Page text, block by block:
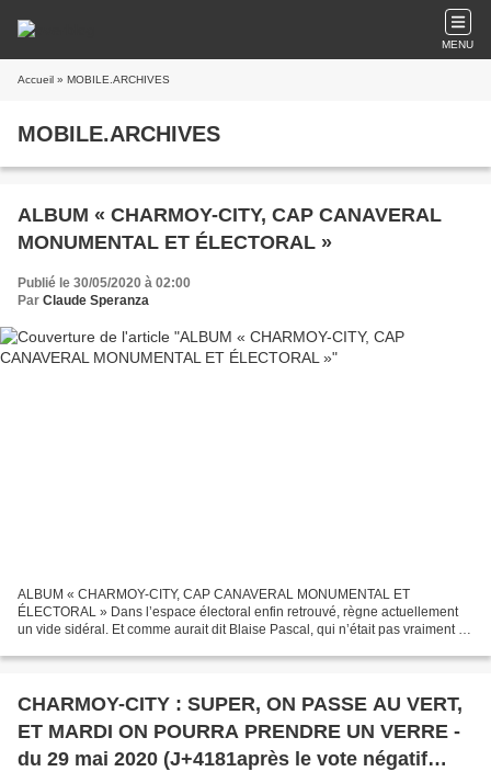
MENU
Accueil » MOBILE.ARCHIVES
MOBILE.ARCHIVES
ALBUM « CHARMOY-CITY, CAP CANAVERAL
MONUMENTAL ET ÉLECTORAL »
Publié le 30/05/2020 à 02:00
Par Claude Speranza
ALBUM « CHARMOY-CITY, CAP CANAVERAL MONUMENTAL ET
ÉLECTORAL » Dans l’espace électoral enfin retrouvé, règne actuellement
un vide sidéral. Et comme aurait dit Blaise Pascal, qui n’était pas vraiment à
CHARMOY-CITY : SUPER, ON PASSE AU VERT,
ET MARDI ON POURRA PRENDRE UN VERRE -
du 29 mai 2020 (J+4181après le vote négatif